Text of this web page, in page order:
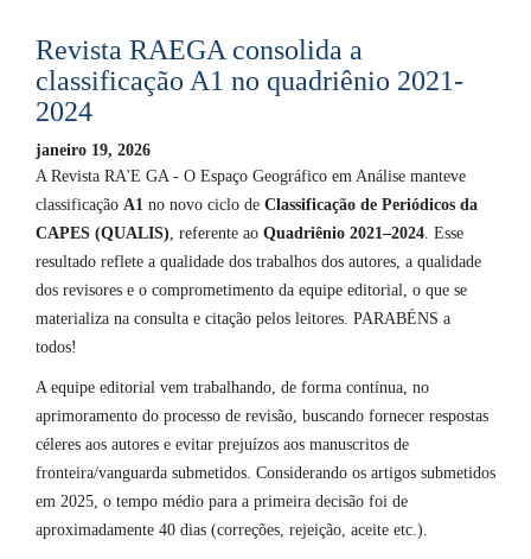
Revista RAEGA consolida a
classificação A1 no quadriênio 2021-
2024
janeiro 19, 2026
A Revista RA'E GA - O Espaço Geográfico em Análise manteve
classificação A1 no novo ciclo de Classificação de Periódicos da
CAPES (QUALIS) , referente ao Quadriênio 2021–2024 . Esse
resultado reflete a qualidade dos trabalhos dos autores, a qualidade
dos revisores e o comprometimento da equipe editorial, o que se
materializa na consulta e citação pelos leitores. PARABÉNS a
todos!
A equipe editorial vem trabalhando, de forma contínua, no
aprimoramento do processo de revisão, buscando fornecer respostas
céleres aos autores e evitar prejuízos aos manuscritos de
fronteira/vanguarda submetidos. Considerando os artigos submetidos
em 2025, o tempo médio para a primeira decisão foi de
aproximadamente 40 dias (correções, rejeição, aceite etc.).